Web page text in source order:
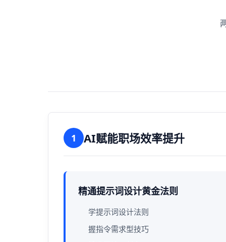
1 AI赋能职场效率提升
精通提示词设计黄金法则
学提示词设计法则
握指令需求型技巧